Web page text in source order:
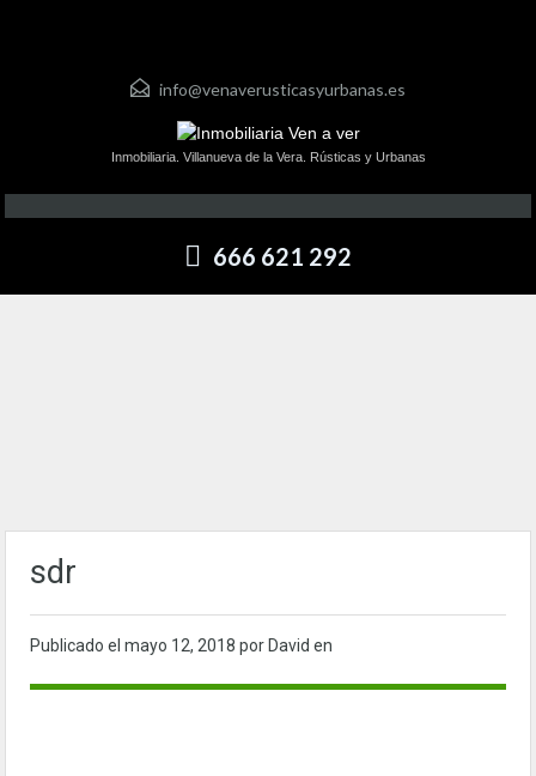
info@venaverusticasyurbanas.es
Inmobiliaria. Villanueva de la Vera. Rústicas y Urbanas
666 621 292
sdr
Publicado el mayo 12, 2018 por David en